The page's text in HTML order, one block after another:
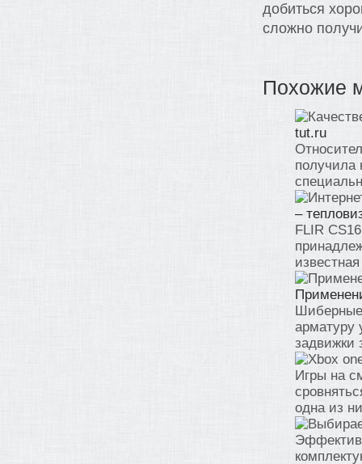
добиться
сложно
Похожие
tut.ru
получила
–
FLIR
арматуру
задвижки
Игры на
одна из